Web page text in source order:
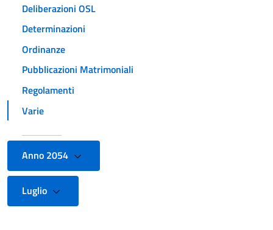
Deliberazioni OSL
Determinazioni
Ordinanze
Pubblicazioni Matrimoniali
Regolamenti
Varie
Anno 2054
Luglio